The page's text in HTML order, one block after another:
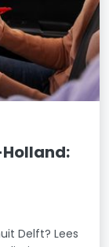
Delft? Lees